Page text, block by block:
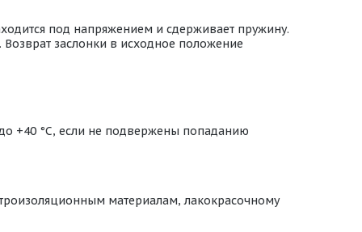
под напряжением и сдерживает пружину.
заслонки в исходное положение
+40 °С, если не подвержены попаданию
материалам, лакокрасочному